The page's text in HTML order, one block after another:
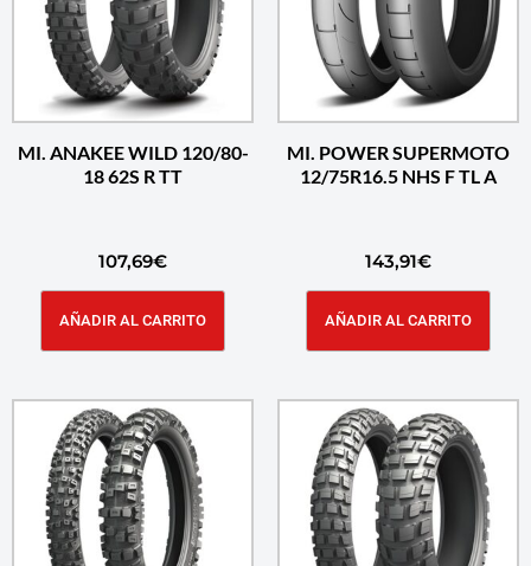
MI. ANAKEE WILD 120/80-
18 62S R TT
107,69€
AÑADIR AL CARRITO
MI. POWER SUPERMOTO
12/75R16.5 NHS F TL A
143,91€
AÑADIR AL CARRITO